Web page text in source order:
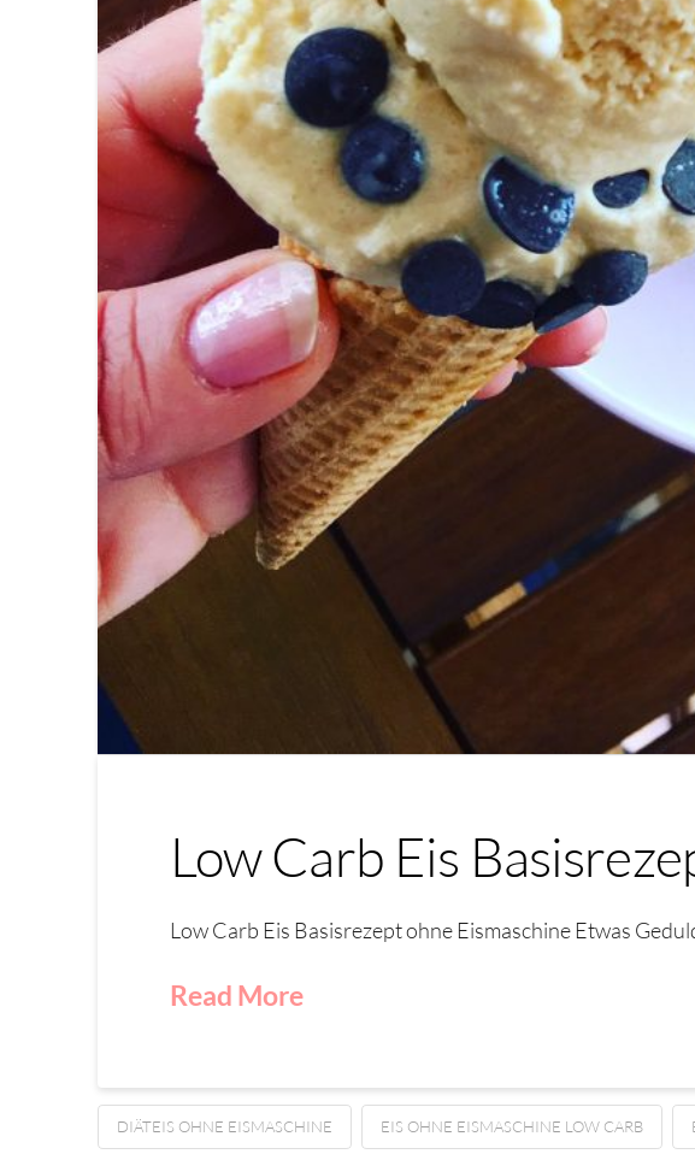
Low Carb Eis
Low Carb Eis Basisrezept ohne Eismaschine Etwas
Read More
DIÄTEIS OHNE EISMASCHINE EIS OHNE EISMASCHINE LOW CARB